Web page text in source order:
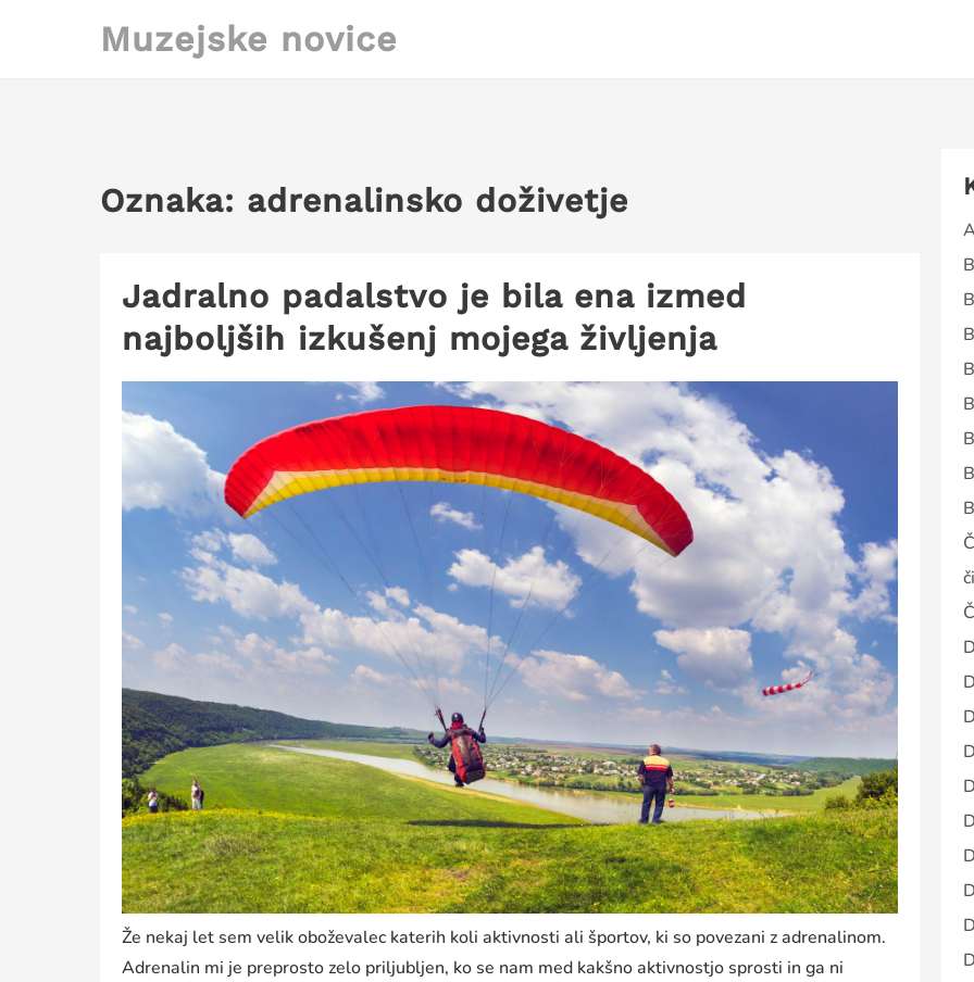
Muzejske novice
Oznaka: adrenalinsko doživetje
Jadralno padalstvo je bila ena izmed
najboljših izkušenj mojega življenja
Že nekaj let sem velik oboževalec katerih koli aktivnosti ali športov, ki so povezani z adrenalinom.
Adrenalin mi je preprosto zelo priljubljen, ko se nam med kakšno aktivnostjo sprosti in ga ni